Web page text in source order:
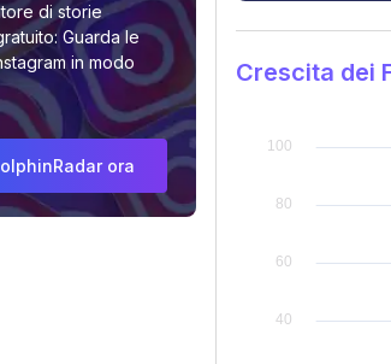
di storie
Guarda le
in modo
ora
Crescita dei